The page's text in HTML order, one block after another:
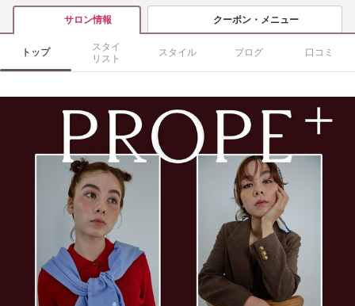
サロン情報 クーポン・メニュー
トップ
スタイ
リスト
スタイル ブログ 口コミ